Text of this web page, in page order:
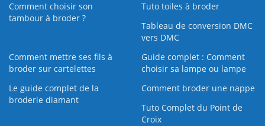
Comment choisir son
tambour à broder ?
Tuto toiles à broder
Tableau de conversion DMC
vers DMC
Comment mettre ses fils à
broder sur cartelettes
Guide complet : Comment
choisir sa lampe ou lampe
Le guide complet de la
broderie diamant
Comment broder une nappe
Tuto Complet du Point de
Croix